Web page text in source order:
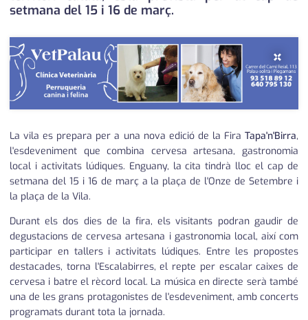
successos
urbanisme
editorial
setmana del 15 i 16 de març.
×
La vila es prepara per a una nova edició de la Fira Tapa'n'Birra,
l'esdeveniment que combina cervesa artesana, gastronomia
local i activitats lúdiques. Enguany, la cita tindrà lloc el cap de
setmana del 15 i 16 de març a la plaça de l'Onze de Setembre i
la plaça de la Vila.
Durant els dos dies de la fira, els visitants podran gaudir de
degustacions de cervesa artesana i gastronomia local, així com
participar en tallers i activitats lúdiques. Entre les propostes
destacades, torna l'Escalabirres, el repte per escalar caixes de
cervesa i batre el rècord local. La música en directe serà també
una de les grans protagonistes de l'esdeveniment, amb concerts
programats durant tota la jornada.